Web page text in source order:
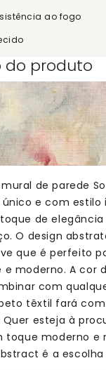
ao fogo
do produto
de parede
e com
de elegância
O design
que é perfeito
moderno. A cor
com
têxtil fará
esteja à
toque moderno e
é a